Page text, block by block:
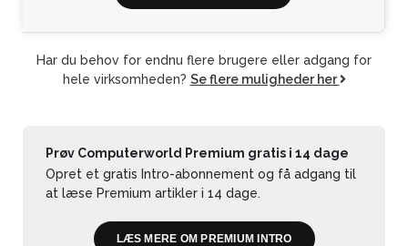
Har du behov for endnu flere brugere eller adgang for
hele virksomheden? Se flere muligheder her
Prøv Computerworld Premium gratis i 14 dage
Opret et gratis Intro-abonnement og få adgang til
at læse Premium artikler i 14 dage.
LÆS MERE OM PREMIUM INTRO